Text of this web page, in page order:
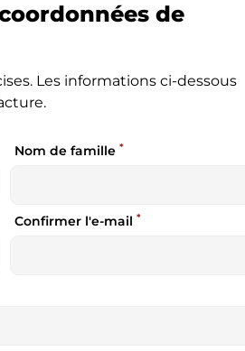
de
Les informations ci-dessous
Nom de famille*
Confirmer l'e-mail*